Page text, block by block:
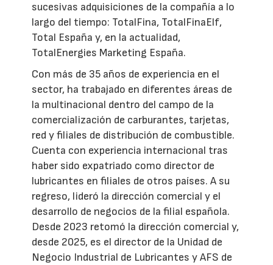
sucesivas adquisiciones de la compañía a lo
largo del tiempo: TotalFina, TotalFinaElf,
Total España y, en la actualidad,
TotalEnergies Marketing España.
Con más de 35 años de experiencia en el
sector, ha trabajado en diferentes áreas de
la multinacional dentro del campo de la
comercialización de carburantes, tarjetas,
red y filiales de distribución de combustible.
Cuenta con experiencia internacional tras
haber sido expatriado como director de
lubricantes en filiales de otros países. A su
regreso, lideró la dirección comercial y el
desarrollo de negocios de la filial española.
Desde 2023 retomó la dirección comercial y,
desde 2025, es el director de la Unidad de
Negocio Industrial de Lubricantes y AFS de